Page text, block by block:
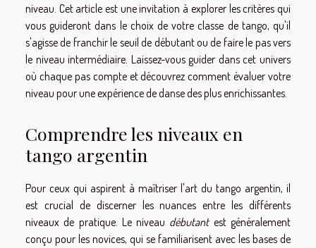
niveau. Cet article est une invitation à explorer les critères qui
vous guideront dans le choix de votre classe de tango, qu'il
s'agisse de franchir le seuil de débutant ou de faire le pas vers
le niveau intermédiaire. Laissez-vous guider dans cet univers
où chaque pas compte et découvrez comment évaluer votre
niveau pour une expérience de danse des plus enrichissantes.
Comprendre les niveaux en
tango argentin
Pour ceux qui aspirent à maîtriser l'art du tango argentin, il
est crucial de discerner les nuances entre les différents
niveaux de pratique. Le niveau débutantest généralement
conçu pour les novices, qui se familiarisent avec les bases de